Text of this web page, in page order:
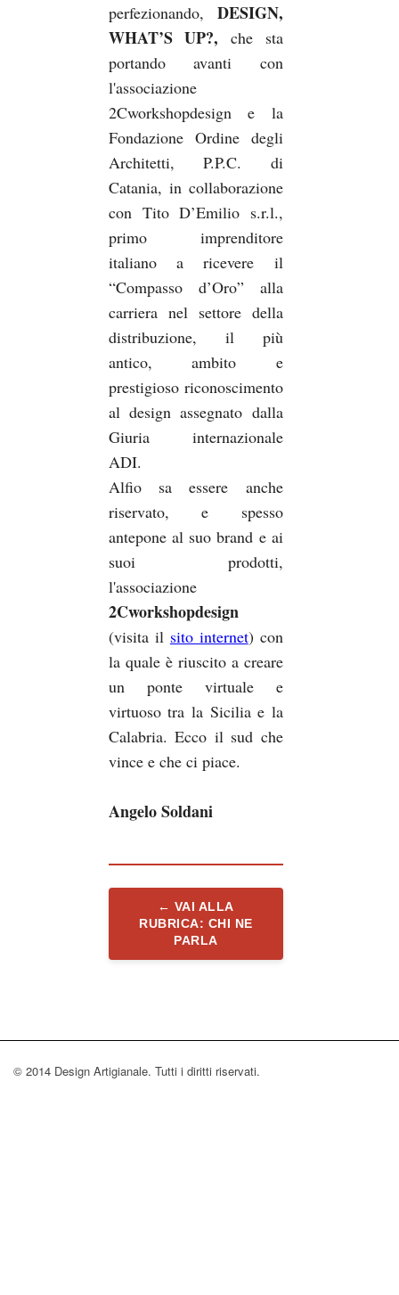
perfezionando, DESIGN,
WHAT’S UP?, che sta
portando avanti con
l'associazione
2Cworkshopdesign e la
Fondazione Ordine degli
Architetti, P.P.C. di
Catania, in collaborazione
con Tito D’Emilio s.r.l.,
primo imprenditore
italiano a ricevere il
“Compasso d’Oro” alla
carriera nel settore della
distribuzione, il più
antico, ambito e
prestigioso riconoscimento
al design assegnato dalla
Giuria internazionale
ADI.
Alfio sa essere anche
riservato, e spesso
antepone al suo brand e ai
suoi prodotti,
l'associazione
2Cworkshopdesign
(visita il sito internet) con
la quale è riuscito a creare
un ponte virtuale e
virtuoso tra la Sicilia e la
Calabria. Ecco il sud che
vince e che ci piace.
Angelo Soldani
← VAI ALLA
RUBRICA: CHI NE
PARLA
© 2014 Design Artigianale. Tutti i diritti riservati.